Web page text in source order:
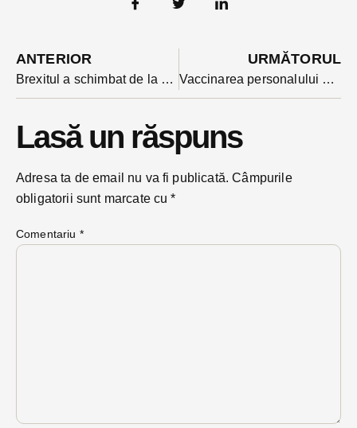
ANTERIOR
Brexitul a schimbat de la 1 ianuarie condițiile de călătorie în Marea Britanie. Ce recomandări face ambasada
URMĂTORUL
Vaccinarea personalului medical din BN a reînceput în prima zi lucrătoare a anului. Pentru 3 zile au fost trimise 690 de doze
Lasă un răspuns
Adresa ta de email nu va fi publicată. Câmpurile
obligatorii sunt marcate cu*
Comentariu *